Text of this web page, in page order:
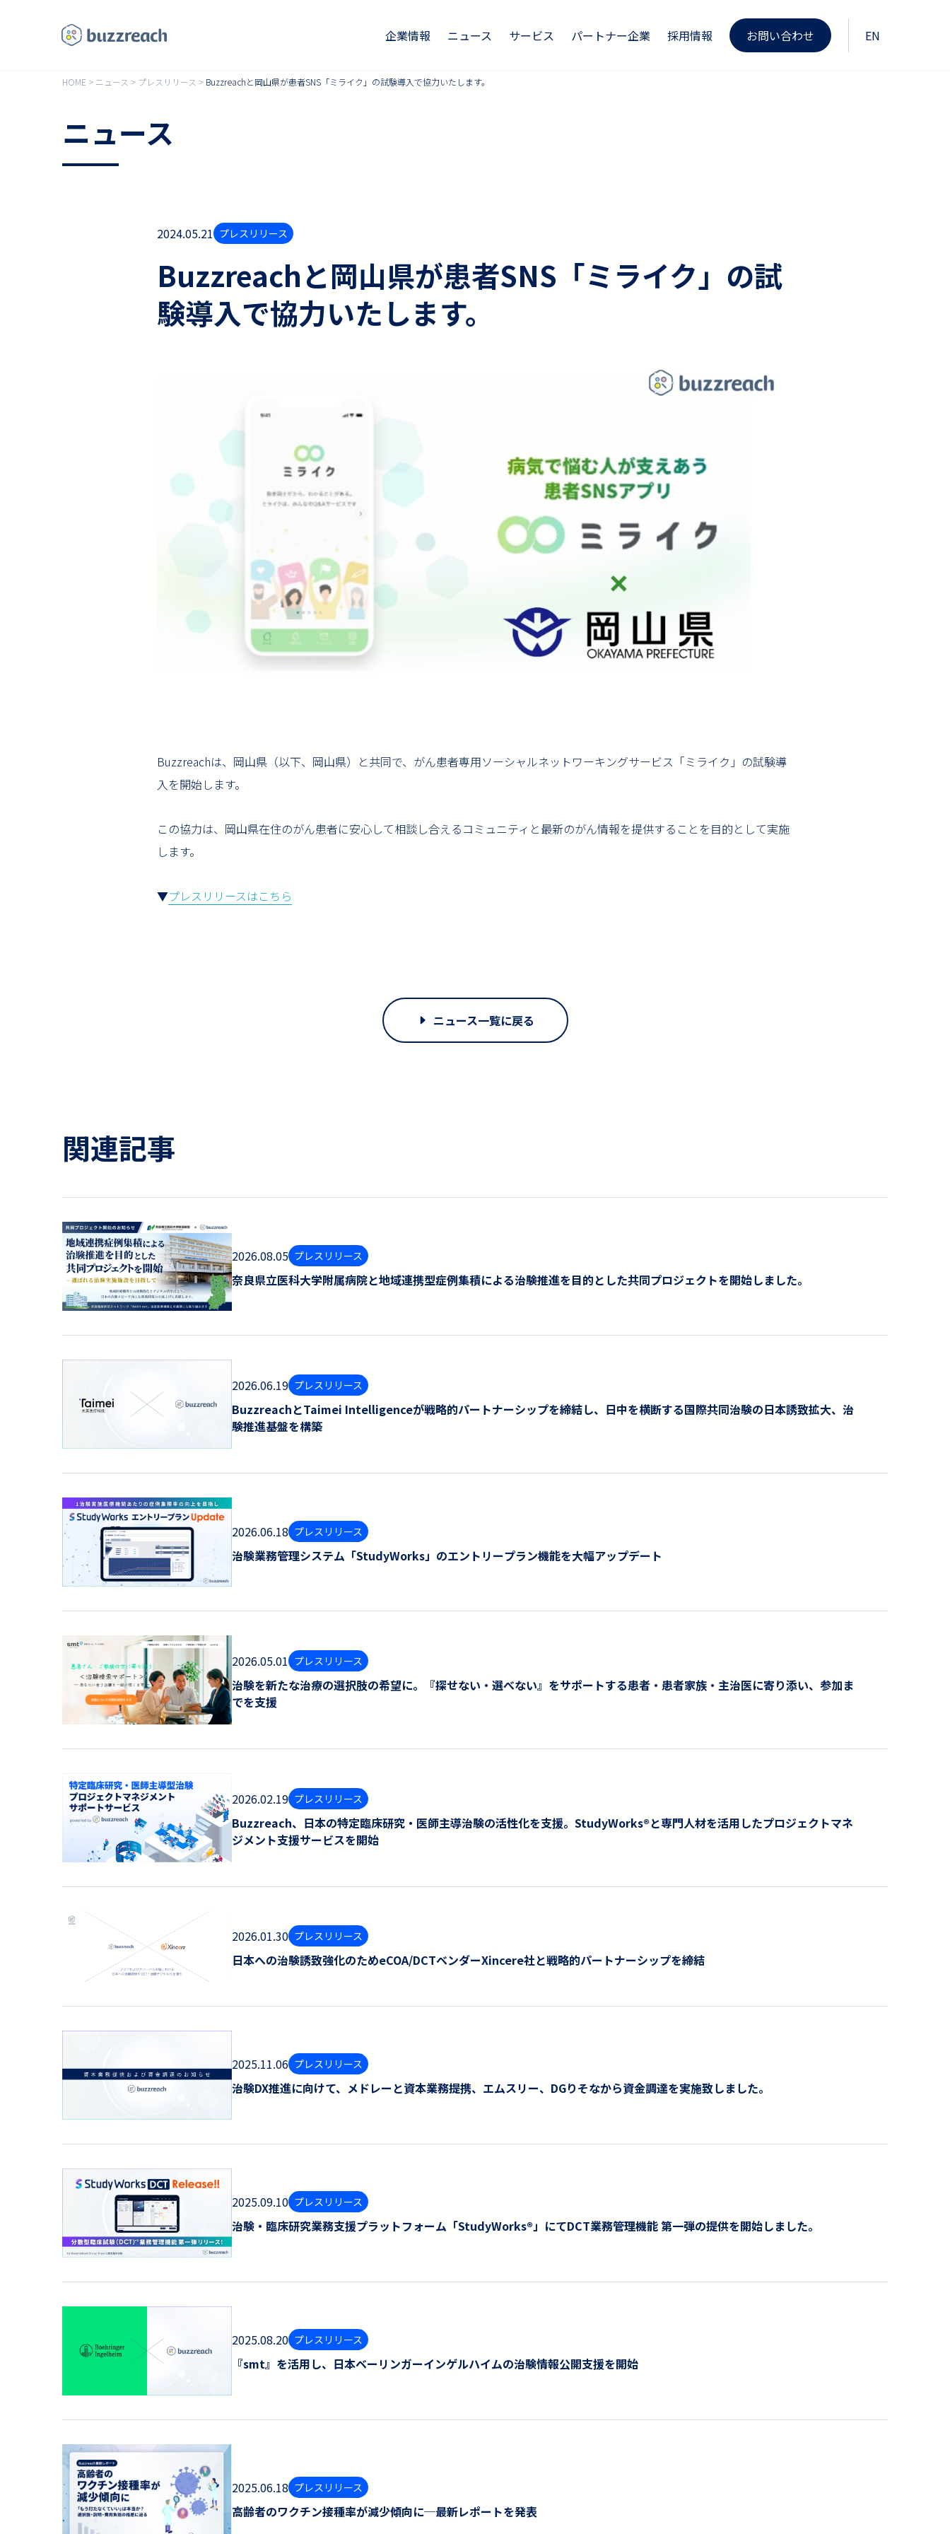
企業情報 ニュース サービス パートナー企業 採用情報 お問い合わせ EN
HOME > ニュース > プレスリリース > Buzzreachと岡山県が患者SNS「ミライク」の試験導入で協力いたします。
ニュース
2024.05.21 プレスリリース
Buzzreachと岡山県が患者SNS「ミライク」の試
験導入で協力いたします。
Buzzreachは、岡山県（以下、岡山県）と共同で、がん患者専用ソーシャルネットワーキングサービス「ミライク」の試験導
入を開始します。
この協力は、岡山県在住のがん患者に安心して相談し合えるコミュニティと最新のがん情報を提供することを目的として実施
します。
▼プレスリリースはこちら
ニュース一覧に戻る
関連記事
2026.08.05 プレスリリース
奈良県⽴医科⼤学附属病院と地域連携型症例集積による治験推進を⽬的とした共同プロジェクトを開始しました。
2026.06.19 プレスリリース
BuzzreachとTaimei Intelligenceが戦略的パートナーシップを締結し、日中を横断する国際共同治験の日本誘致拡大、治
験推進基盤を構築
2026.06.18 プレスリリース
治験業務管理システム「StudyWorks」のエントリープラン機能を大幅アップデート
2026.05.01 プレスリリース
治験を新たな治療の選択肢の希望に。『探せない・選べない』をサポートする患者・患者家族・主治医に寄り添い、参加ま
でを支援
2026.02.19 プレスリリース
Buzzreach、日本の特定臨床研究・医師主導治験の活性化を支援。StudyWorks®︎と専門人材を活用したプロジェクトマネ
ジメント支援サービスを開始
2026.01.30 プレスリリース
日本への治験誘致強化のためeCOA/DCTベンダーXincere社と戦略的パートナーシップを締結
2025.11.06 プレスリリース
治験DX推進に向けて、メドレーと資本業務提携、エムスリー、DGりそなから資金調達を実施致しました。
2025.09.10 プレスリリース
治験・臨床研究業務支援プラットフォーム「StudyWorks®︎」にてDCT業務管理機能 第一弾の提供を開始しました。
2025.08.20 プレスリリース
『smt』を活用し、日本ベーリンガーインゲルハイムの治験情報公開支援を開始
2025.06.18 プレスリリース
高齢者のワクチン接種率が減少傾向に─最新レポートを発表